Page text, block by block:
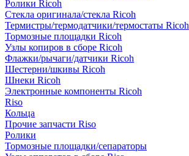
Ролики Ricoh
Стекла оригинала/стекла Ricoh
Термистры/термодатчики/термостаты Ricoh
Тормозные площадки Ricoh
Узлы копиров в сборе Ricoh
Флажки/рычаги/датчики Ricoh
Шестерни/шкивы Ricoh
Шнеки Ricoh
Электронные компоненты Ricoh
Riso
Кольца
Прочие запчасти Riso
Ролики
Тормозные площадки/сепараторы